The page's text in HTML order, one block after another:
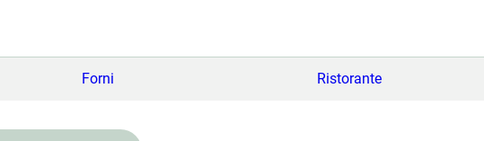
Forni Ristorante